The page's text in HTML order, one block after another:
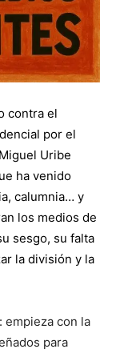
contra el
por el
Uribe
ha venido
calumnia… y
los medios de
sesgo, su falta
la división y la
empieza con la
para